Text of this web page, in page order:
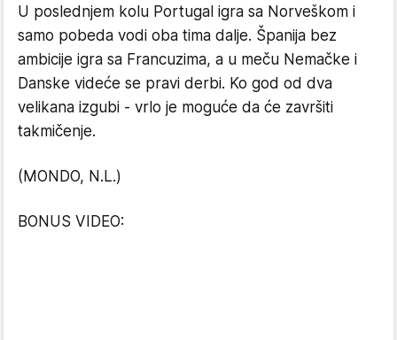
U poslednjem kolu Portugal igra sa Norveškom i
samo pobeda vodi oba tima dalje. Španija bez
ambicije igra sa Francuzima, a u meču Nemačke i
Danske videće se pravi derbi. Ko god od dva
velikana izgubi - vrlo je moguće da će završiti
takmičenje.
(MONDO, N.L.)
BONUS VIDEO: